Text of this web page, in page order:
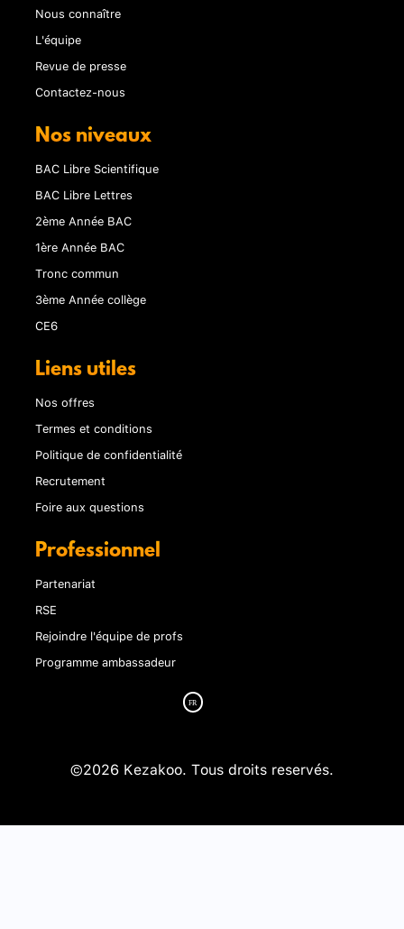
Nous connaître
L'équipe
Revue de presse
Contactez-nous
Nos niveaux
BAC Libre Scientifique
BAC Libre Lettres
2ème Année BAC
1ère Année BAC
Tronc commun
3ème Année collège
CE6
Liens utiles
Nos offres
Termes et conditions
Politique de confidentialité
Recrutement
Foire aux questions
Professionnel
Partenariat
RSE
Rejoindre l'équipe de profs
Programme ambassadeur
©2026 Kezakoo. Tous droits reservés.